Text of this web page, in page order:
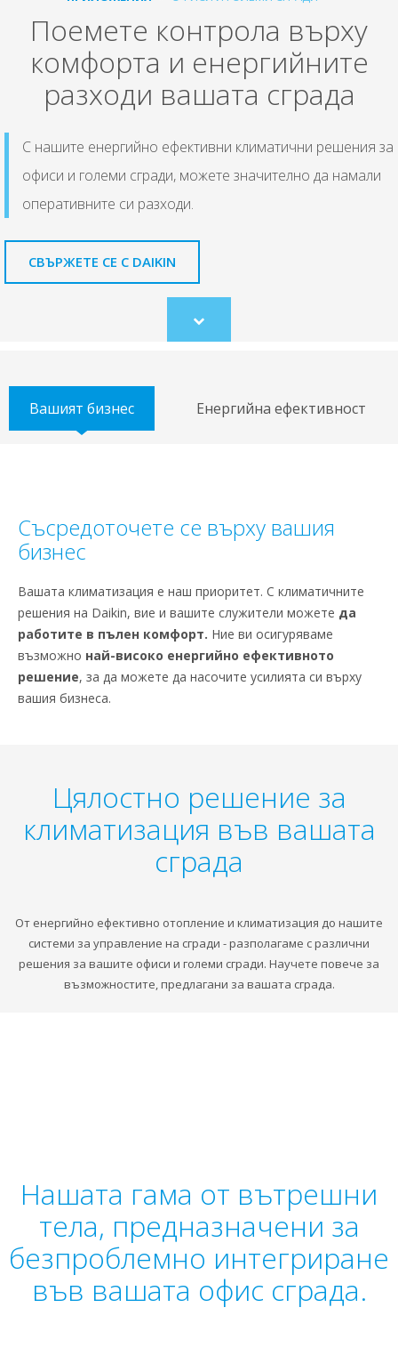
Поемете контрола върху
комфорта и енергийните
разходи вашата сграда
С нашите енергийно ефективни климатични решения за
офиси и големи сгради, можете значително да намали
оперативните си разходи.
СВЪРЖЕТЕ СЕ С DAIKIN
Scroll
to
Вашият бизнес Енергийна ефективност
Съсредоточете се върху вашия
бизнес
Вашата климатизация е наш приоритет. С климатичните
решения на Daikin, вие и вашите служители можете да
работите в пълен комфорт. Ние ви осигуряваме
възможно най-високо енергийно ефективното
решение, за да можете да насочите усилията си върху
вашия бизнеса.
Цялостно решение за
климатизация във вашата
сграда
От енергийно ефективно отопление и климатизация до нашите
системи за управление на сгради - разполагаме с различни
решения за вашите офиси и големи сгради. Научете повече за
възможностите, предлагани за вашата сграда.
Нашата гама от вътрешни
тела, предназначени за
безпроблемно интегриране
във вашата офис сграда.